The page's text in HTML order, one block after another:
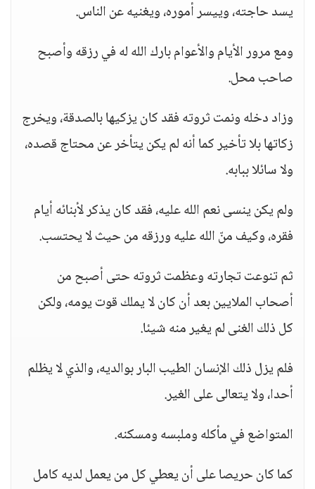
يسد حاجته، وييسر أموره، ويغنيه عن الناس.
ومع مرور الأيام والأعوام بارك الله له في رزقه وأصبح
صاحب محل.
وزاد دخله ونمت ثروته فقد كان يزكيها بالصدقة، ويخرج
زكاتها بلا تأخير كما أنه لم يكن يتأخر عن محتاج قصده،
ولا سائلا ببابه.
ولم يكن ينسى نعم الله عليه، فقد كان يذكر لأبنائه أيام
فقره، وكيف منّ الله عليه ورزقه من حيث لا يحتسب.
ثم تنوعت تجارته وعظمت ثروته حتى أصبح من
أصحاب الملايين بعد أن كان لا يملك قوت يومه، ولكن
كل ذلك الغنى لم يغير منه شيئا.
فلم يزل ذلك الإنسان الطيب البار بوالديه، والذي لا يظلم
أحدا، ولا يتعالى على الغير.
المتواضع في مأكله وملبسه ومسكنه.
كما كان حريصا على أن يعطي كل من يعمل لديه كامل